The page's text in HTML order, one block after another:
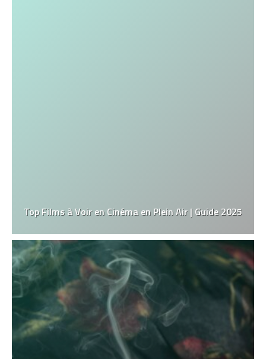
Top Films à Voir en Cinéma en Plein Air | Guide 2025